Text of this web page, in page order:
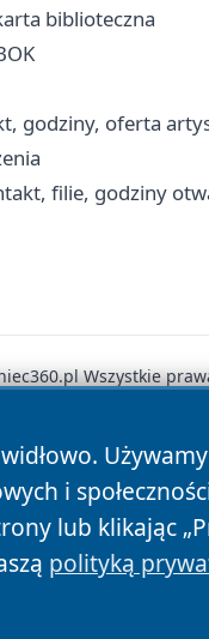
biblioteczna
godziny, oferta
filie, godziny
i
lub klikając
polityką
Wszystkie
Prywatności